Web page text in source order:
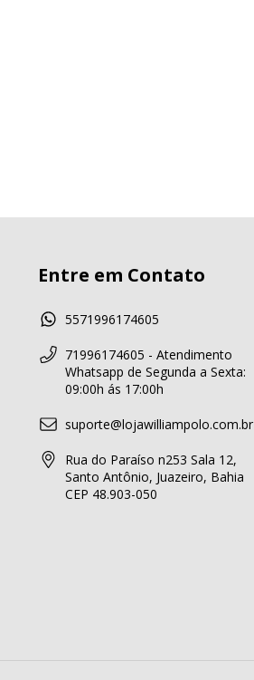
Entre em Contato
5571996174605
71996174605 - Atendimento
Whatsapp de Segunda a Sexta:
09:00h ás 17:00h
suporte@lojawilliampolo.com.br
Rua do Paraíso n253 Sala 12,
Santo Antônio, Juazeiro, Bahia
CEP 48.903-050